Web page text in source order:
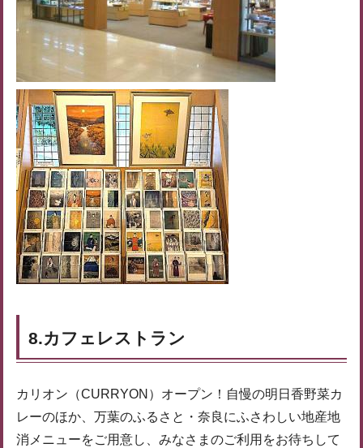
8.カフェレストラン
カリオン（CURRYON）オープン！自慢の明日香野菜カ
レーのほか、万葉のふるさと・奈良にふさわしい地産地
消メニューをご用意し、みなさまのご利用をお待ちして